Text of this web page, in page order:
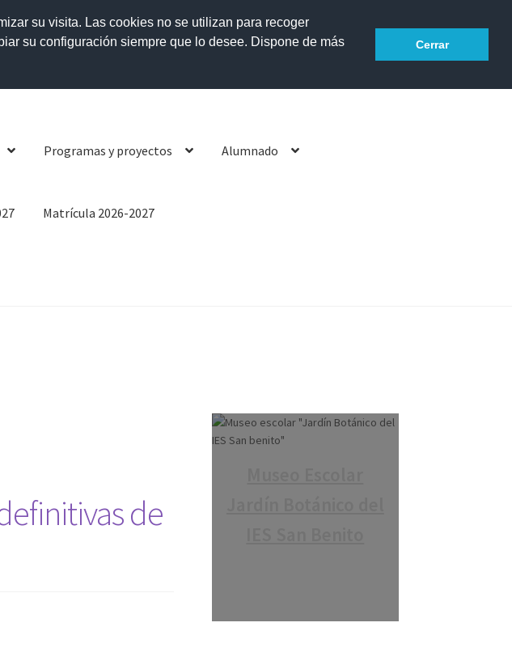
su visita. Las cookies no se utilizan para recoger
su configuración siempre que lo desee. Dispone de más
Cerrar
Accesibilidad
Programas y proyectos Alumnado
Matrícula 2026-2027
de